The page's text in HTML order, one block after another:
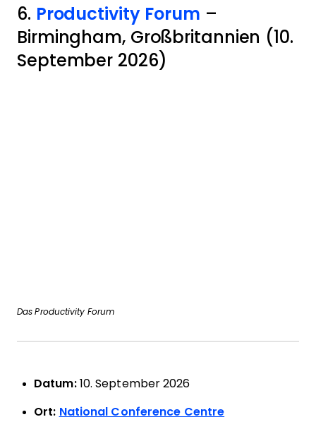
6. Productivity Forum –
Birmingham, Großbritannien (10.
September 2026)
Das Productivity Forum
Datum:10. September 2026
Ort: National Conference Centre